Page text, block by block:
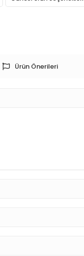
Ürün Önerileri